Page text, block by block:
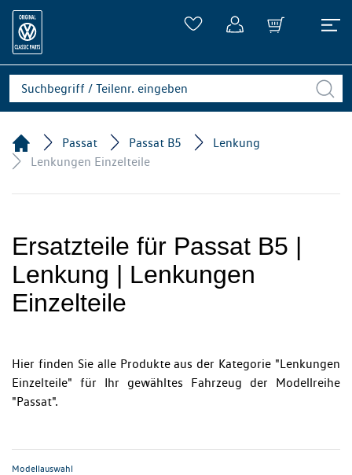
Passat Passat B5
Lenkung
Lenkungen Einzelteile
Ersatzteile für Passat B5 |
Lenkung | Lenkungen
Einzelteile
Hier finden Sie alle Produkte aus der Kategorie "Lenkungen
Einzelteile" für Ihr gewähltes Fahrzeug der Modellreihe
"Passat".
Modellauswahl